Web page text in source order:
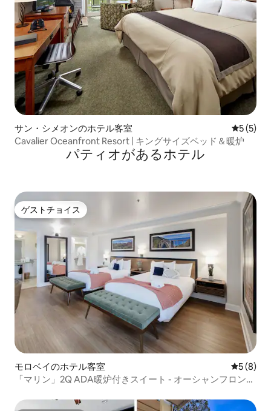
サン・シメオンのホテル客室 レビュー
5 (5)
Cavalier Oceanfront Resort | キングサイズベッド＆暖炉
パティオがあるホ⁠テ⁠ル
ゲストチョイス
ゲストチョイス
モロベイのホテル客室 レビュー
5 (8)
「マリン」2Q ADA暖炉付きスイート - オーシャンフロント